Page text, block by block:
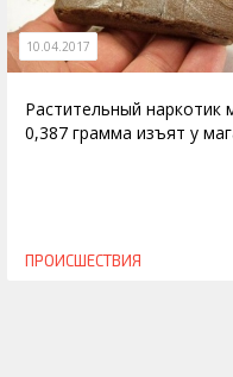
10.04.2017
Растительный наркотик
0,387 грамма изъят у
ПРОИСШЕСТВИЯ